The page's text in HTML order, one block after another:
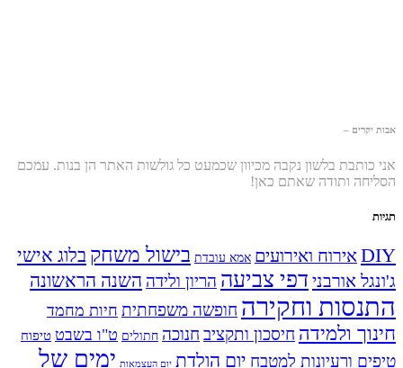
אבות יקרים –
אני כותבת בלשון נקבה מכיוון שכמעט כל גולשות האתר הן בנות. עמכם
הסליחה ותודה שאתם כאן!
תגיות
DIYאירוח ואירועים אמא עובדת בישול משחק בלוג אישי
ג'ונגל אורבני דפי צביעה הריון ולידה השנה הראשונה
התנסות וחקירה חופשה משפחתית חיות מחמד
חינוך ולמידה חיסכון ותקציב חנוכה חתולים ט"ו בשבט טיפוח
טיפים ורעיונות למטבח יום הולדת יום העצמאות ימים של